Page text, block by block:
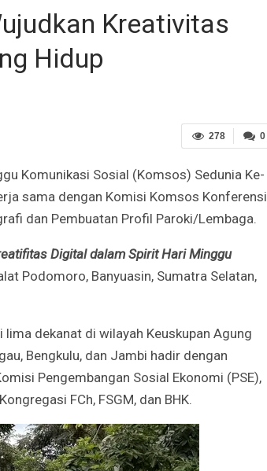
Kreativitas
Hidup
0
278
Komunikasi Sosial (Komsos) Sedunia Ke-
sama dengan Komisi Komsos Konferensi
dan Pembuatan Profil Paroki/Lembaga.
Digital dalam Spirit Hari Minggu
Podomoro, Banyuasin, Sumatra Selatan,
dekanat di wilayah Keuskupan Agung
Bengkulu, dan Jambi hadir dengan
Pengembangan Sosial Ekonomi (PSE),
FCh, FSGM, dan BHK.